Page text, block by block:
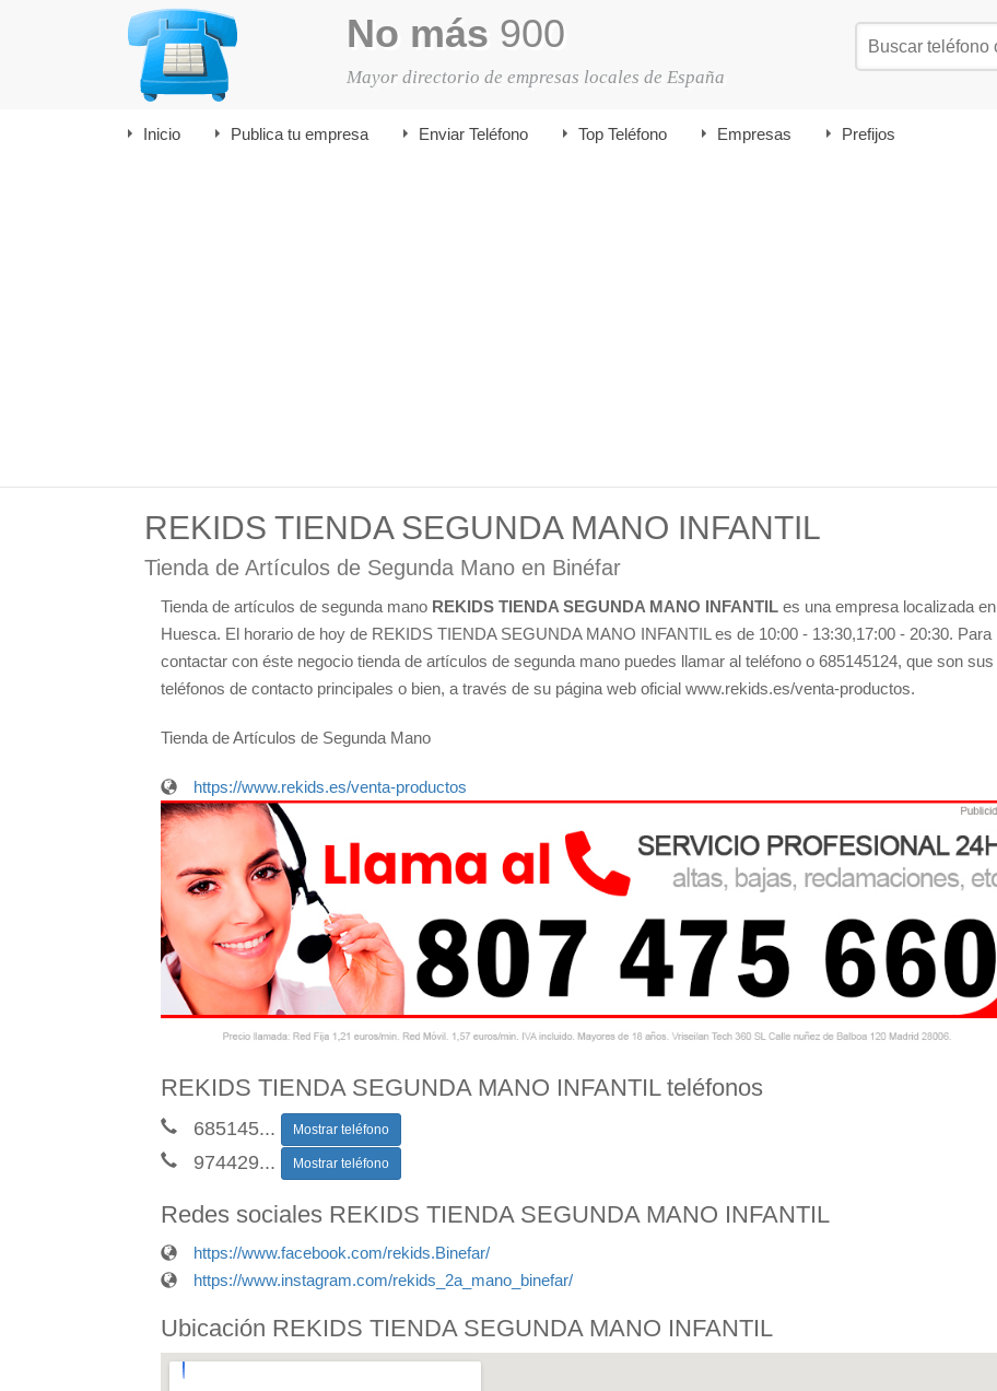
No más 900
Mayor directorio de empresas locales de España
Inicio Publica tu empresa Enviar Teléfono Top Teléfono Empresas Prefijos
REKIDS TIENDA SEGUNDA MANO INFANTIL
Tienda de Artículos de Segunda Mano en Binéfar
Tienda de artículos de segunda mano REKIDS TIENDA SEGUNDA MANO INFANTIL es una empresa localizada en
Huesca. El horario de hoy de REKIDS TIENDA SEGUNDA MANO INFANTIL es de 10:00 - 13:30,17:00 - 20:30. Para
contactar con éste negocio tienda de artículos de segunda mano puedes llamar al teléfono o 685145124, que son sus
teléfonos de contacto principales o bien, a través de su página web oficial www.rekids.es/venta-productos.
Tienda de Artículos de Segunda Mano
https://www.rekids.es/venta-productos
REKIDS TIENDA SEGUNDA MANO INFANTIL teléfonos
685145... Mostrar teléfono
974429... Mostrar teléfono
Redes sociales REKIDS TIENDA SEGUNDA MANO INFANTIL
https://www.facebook.com/rekids.Binefar/
https://www.instagram.com/rekids_2a_mano_binefar/
Ubicación REKIDS TIENDA SEGUNDA MANO INFANTIL